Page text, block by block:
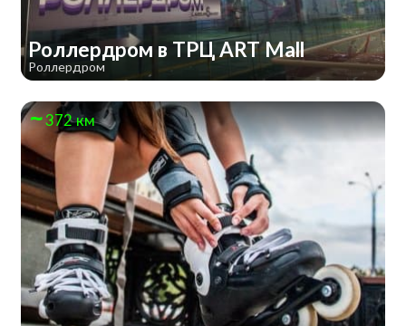
Роллердром в ТРЦ ART Mall
Роллердром
372 км